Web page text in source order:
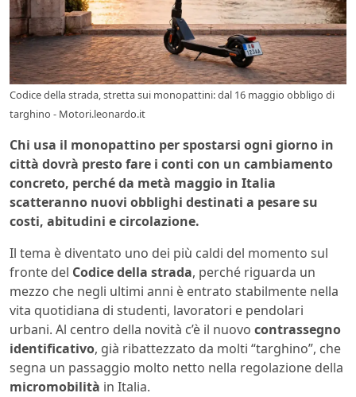
Codice della strada, stretta sui monopattini: dal 16 maggio obbligo di
targhino - Motori.leonardo.it
Chi usa il monopattino per spostarsi ogni giorno in
città dovrà presto fare i conti con un cambiamento
concreto, perché da metà maggio in Italia
scatteranno nuovi obblighi destinati a pesare su
costi, abitudini e circolazione.
Il tema è diventato uno dei più caldi del momento sul
fronte del Codice della strada, perché riguarda un
mezzo che negli ultimi anni è entrato stabilmente nella
vita quotidiana di studenti, lavoratori e pendolari
urbani. Al centro della novità c’è il nuovo contrassegno
identificativo, già ribattezzato da molti “targhino”, che
segna un passaggio molto netto nella regolazione della
micromobilità in Italia.